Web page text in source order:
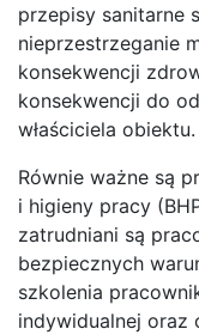
przepisy sanitarne
nieprzestrzeganie
konsekwencji
konsekwencji do
właściciela obiektu.
Równie ważne są
i higieny pracy
zatrudniani są
bezpiecznych
szkolenia
indywidualnej oraz